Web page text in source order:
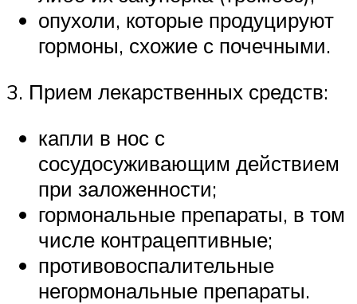
опухоли, которые продуцируют
гормоны, схожие с почечными.
3. Прием лекарственных средств:
капли в нос с
сосудосуживающим действием
при заложенности;
гормональные препараты, в том
числе контрацептивные;
противовоспалительные
негормональные препараты.